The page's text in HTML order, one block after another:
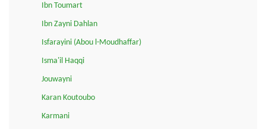
Ibn Toumart
Ibn Zayni Dahlan
Isfarayini (Abou l-Moudhaffar)
Isma'il Haqqi
Jouwayni
Karan Koutoubo
Karmani